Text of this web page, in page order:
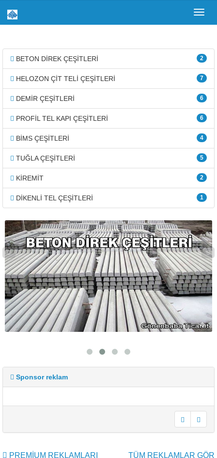
2
BETON DİREK ÇEŞİTLERİ
7
HELOZON ÇİT TELİ ÇEŞİTLERİ
6
DEMİR ÇEŞİTLERİ
6
PROFİL TEL KAPI ÇEŞİTLERİ
4
BİMS ÇEŞİTLERİ
5
TUĞLA ÇEŞİTLERİ
2
KİREMİT
1
DİKENLİ TEL ÇEŞİTLERİ
Sponsor reklam
PREMIUM REKLAMLARI TÜM REKLAMLAR GÖR